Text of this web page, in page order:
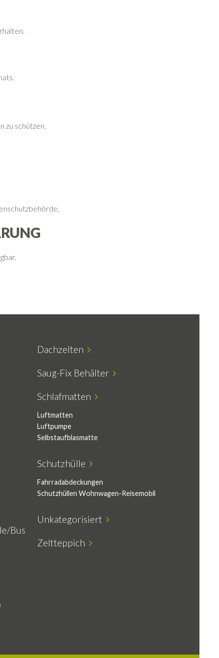
zu schützen.
Dachzelten
Saug-Fix Behälter
Schlafmatten
Luftmatten
Luftpumpe
Selbstaufblasmatte
Schutzhülle
Fahrradabdeckungen
Schutzhüllen Wohnwagen-Reisemobil
Unkategorisiert
Bus
Zeltteppich